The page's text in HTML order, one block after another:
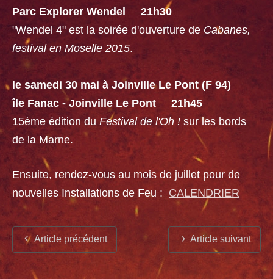
Parc Explorer Wendel 21h30
"Wendel 4" est la soirée d'ouverture de Cabanes,
festival en Moselle 2015.
le samedi 30 mai à Joinville Le Pont (F 94)
île Fanac - Joinville Le Pont 21h45
15ème édition du Festival de l'Oh ! sur les bords
de la Marne.
Ensuite, rendez-vous au mois de juillet pour de
nouvelles Installations de Feu : CALENDRIER
Article précédent Article suivant